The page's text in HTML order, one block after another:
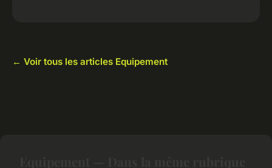
← Voir tous les articles Equipement